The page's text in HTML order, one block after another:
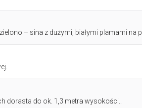
– sina z dużymi, białymi plamami na
dorasta do ok. 1,3 metra wysokości..